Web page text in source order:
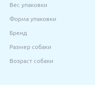
Вес упаковки
Форма упаковки
Бренд
Размер собаки
Возраст собаки